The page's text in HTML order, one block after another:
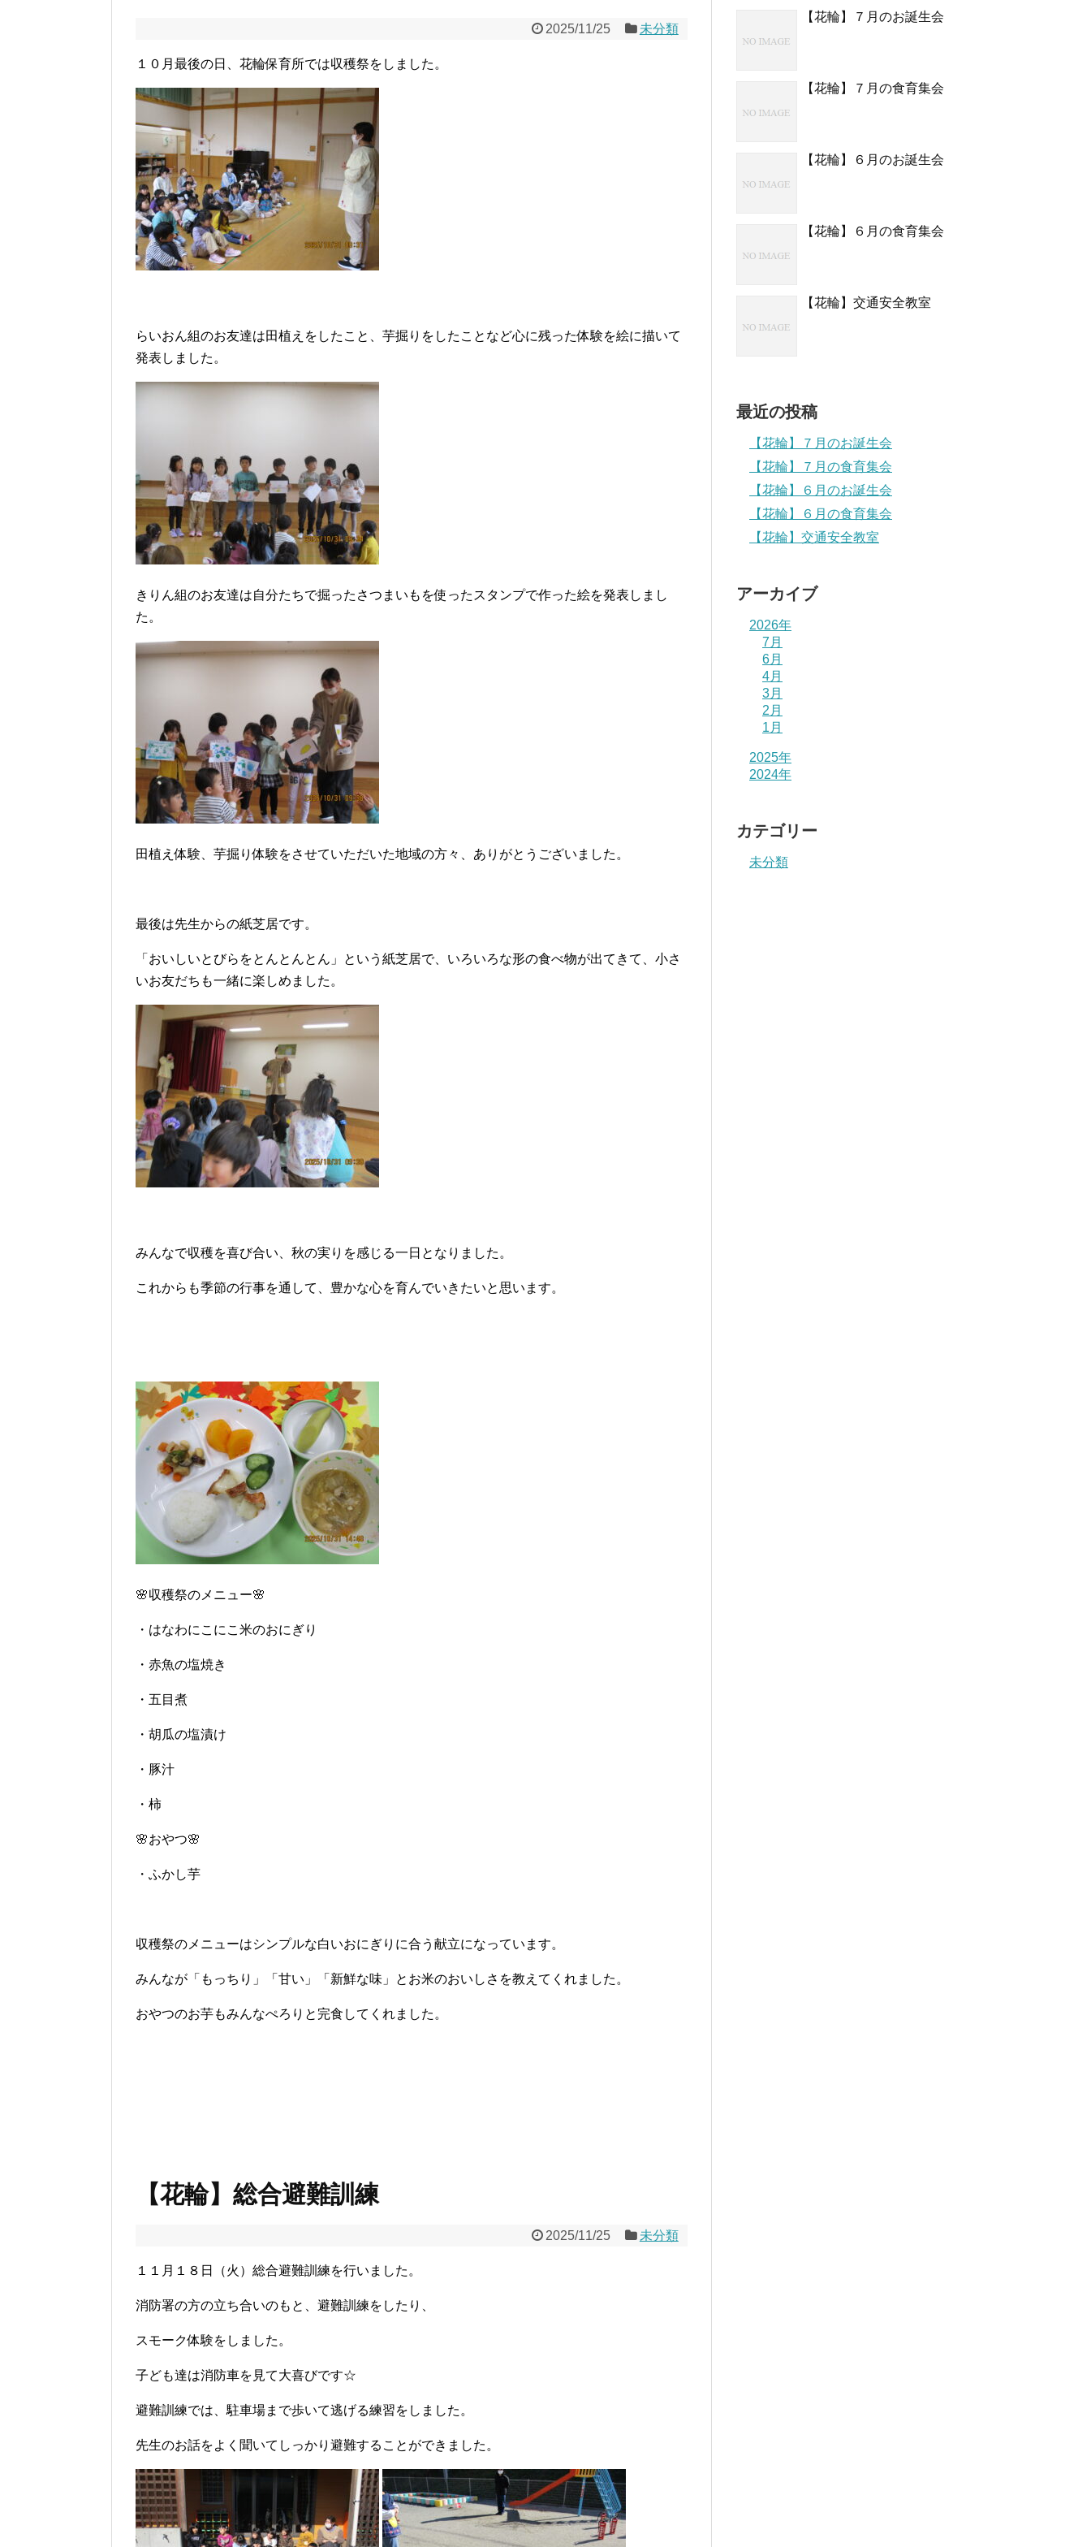
2025/11/25 未分類
１０月最後の日、花輪保育所では収穫祭をしました。
らいおん組のお友達は田植えをしたこと、芋掘りをしたことなど心に残った体験を絵に描いて
発表しました。
きりん組のお友達は自分たちで掘ったさつまいもを使ったスタンプで作った絵を発表しまし
た。
田植え体験、芋掘り体験をさせていただいた地域の方々、ありがとうございました。
最後は先生からの紙芝居です。
「おいしいとびらをとんとんとん」という紙芝居で、いろいろな形の食べ物が出てきて、小さ
いお友だちも一緒に楽しめました。
みんなで収穫を喜び合い、秋の実りを感じる一日となりました。
これからも季節の行事を通して、豊かな心を育んでいきたいと思います。
🌸収穫祭のメニュー🌸
・はなわにこにこ米のおにぎり
・赤魚の塩焼き
・五目煮
・胡瓜の塩漬け
・豚汁
・柿
🌸おやつ🌸
・ふかし芋
収穫祭のメニューはシンプルな白いおにぎりに合う献立になっています。
みんなが「もっちり」「甘い」「新鮮な味」とお米のおいしさを教えてくれました。
おやつのお芋もみんなぺろりと完食してくれました。
【花輪】総合避難訓練
2025/11/25 未分類
１１月１８日（火）総合避難訓練を行いました。
消防署の方の立ち合いのもと、避難訓練をしたり、
スモーク体験をしました。
子ども達は消防車を見て大喜びです☆
避難訓練では、駐車場まで歩いて逃げる練習をしました。
先生のお話をよく聞いてしっかり避難することができました。
【花輪】７月のお誕生会
【花輪】７月の食育集会
【花輪】６月のお誕生会
【花輪】６月の食育集会
【花輪】交通安全教室
最近の投稿
【花輪】７月のお誕生会
【花輪】７月の食育集会
【花輪】６月のお誕生会
【花輪】６月の食育集会
【花輪】交通安全教室
アーカイブ
2026年
7月
6月
4月
3月
2月
1月
2025年
2024年
カテゴリー
未分類